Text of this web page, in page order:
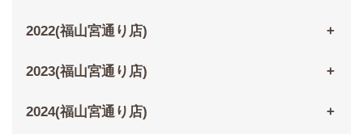
2022(福山宮通り店)
2023(福山宮通り店)
2024(福山宮通り店)